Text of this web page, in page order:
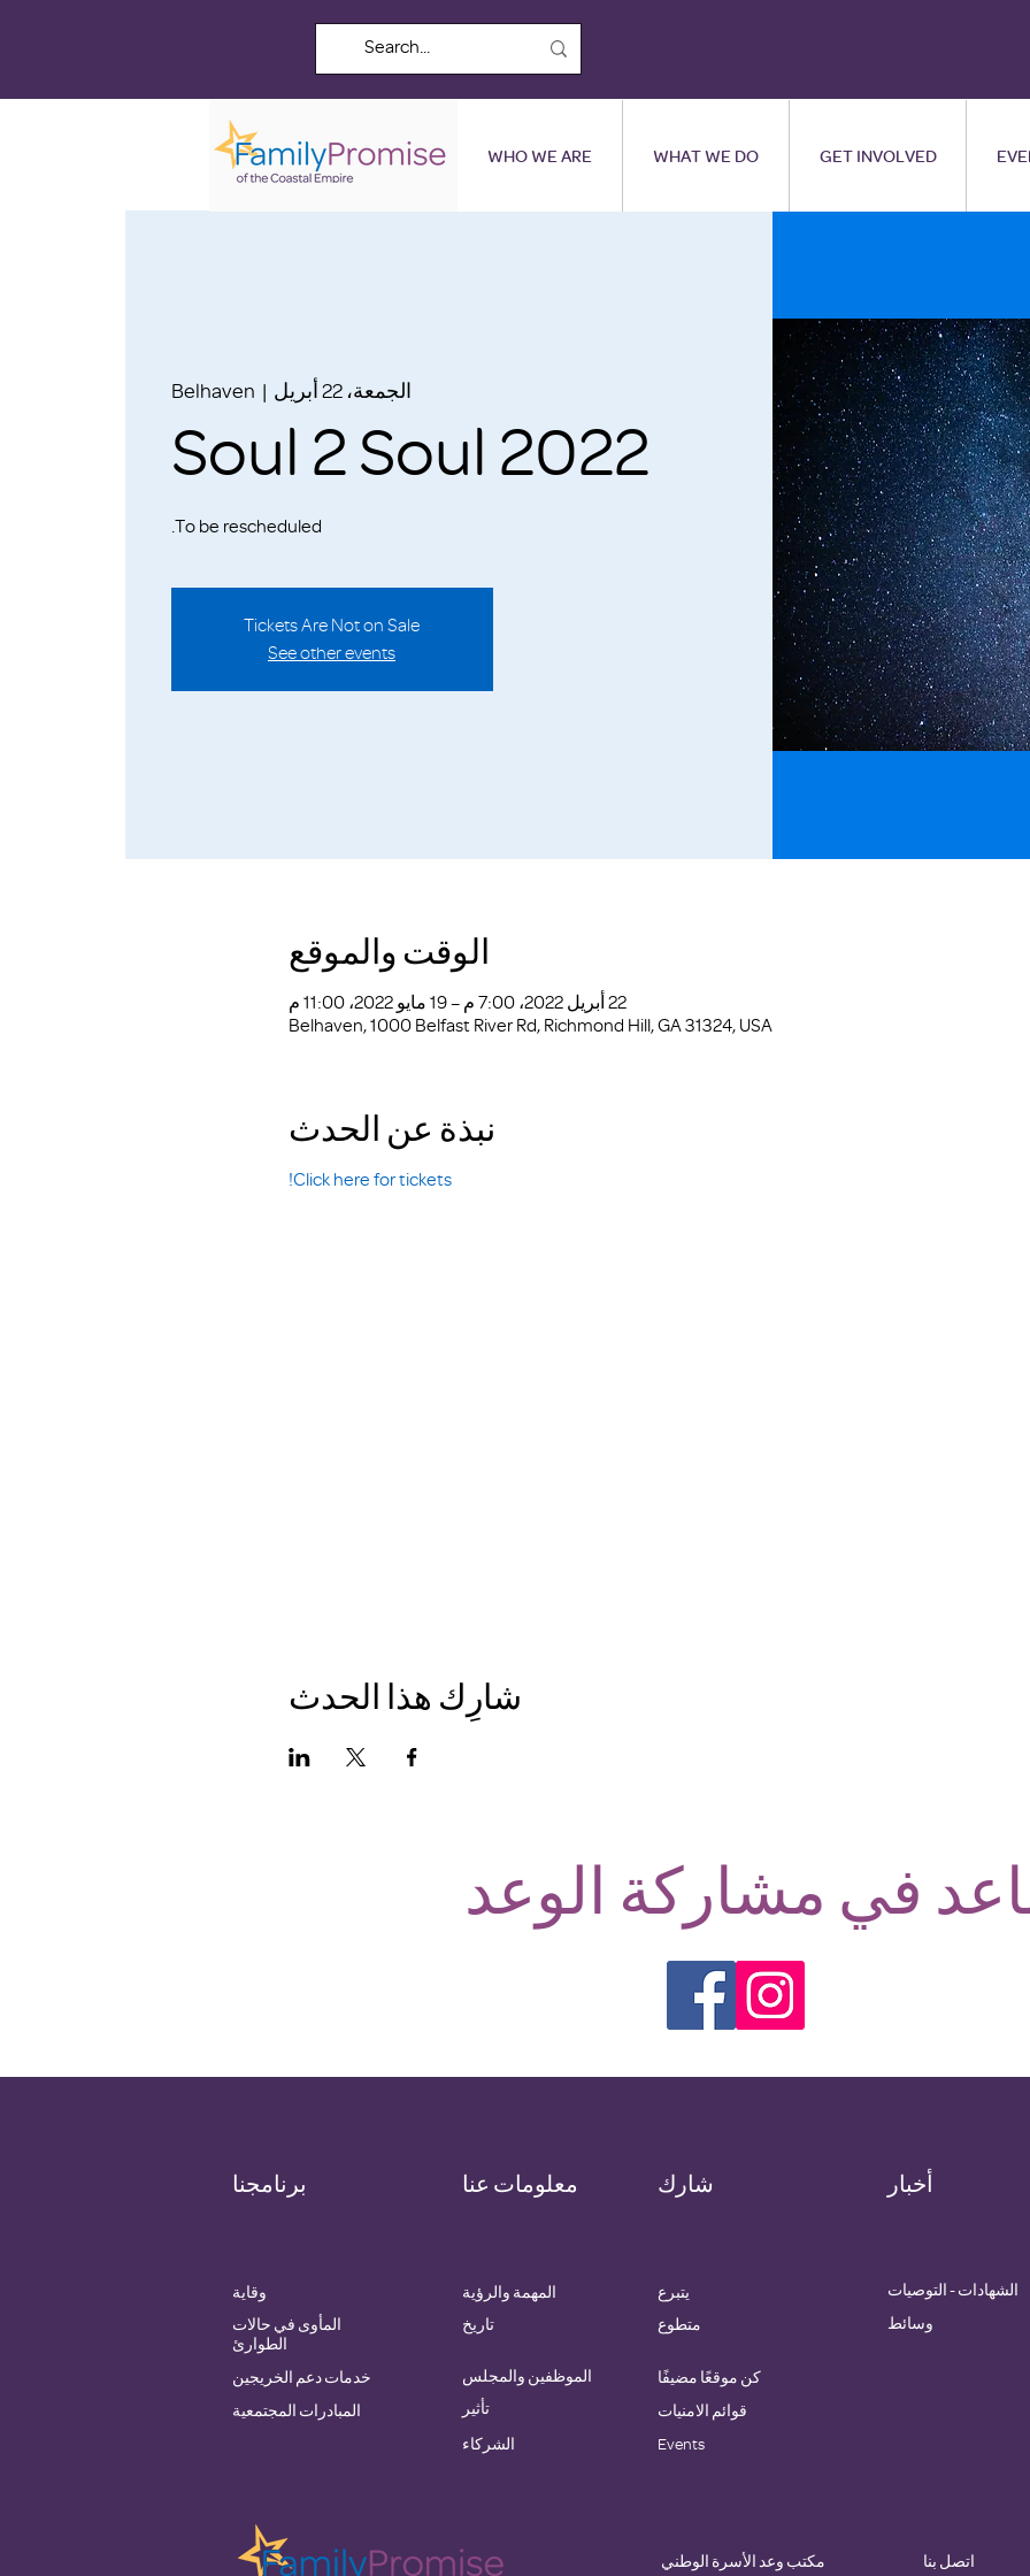
WHO WE ARE WHAT WE DO GET INVOLVED
الجمعة، 22 أبريل
  |
Belhaven
Soul 2 Soul 2022
To be rescheduled.
Tickets Are Not on Sale
See other events
الوقت والموقع
22 أبريل 2022، 7:00 م – 19 مايو 2022، 11:00 م
Belhaven, 1000 Belfast River Rd, Richmond Hill, GA 31324, USA
نبذة عن الحدث
Click here for tickets!
شارِك هذا الحدث
في مشاركة الوعد
برنامجنا معلومات عنا شارك أخبار
وقاية
المأوى في حالات
الطوارئ
خدمات دعم الخريجين
المبادرات المجتمعية
المهمة والرؤية
تاريخ
الموظفين والمجلس
تأثير
الشركاء
يتبرع
متطوع
كن موقعًا مضيفًا
قوائم الامنيات
Events
الشهادات - التوصيات
وسائط
مكتب وعد الأسرة الوطني اتصل بنا